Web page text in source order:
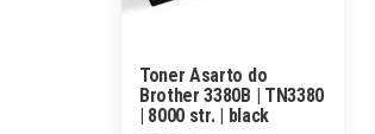
Toner Asarto do
Brother 3380B | TN3380
| 8000 str. | black